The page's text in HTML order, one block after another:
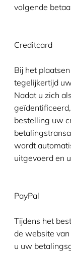
volgende
Creditcard
Bij het
tegelijkertijd
Nadat u zich
bestelling uw
wordt
uitgevoerd en
PayPal
Tijdens het
de website
u uw